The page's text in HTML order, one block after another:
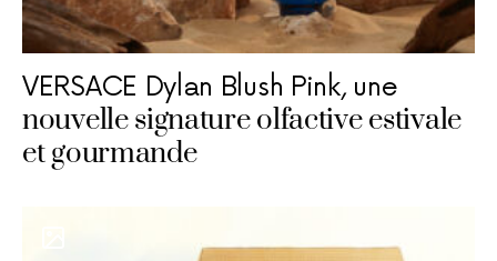
VERSACE Dylan Blush Pink, une
nouvelle signature olfactive estivale
et gourmande